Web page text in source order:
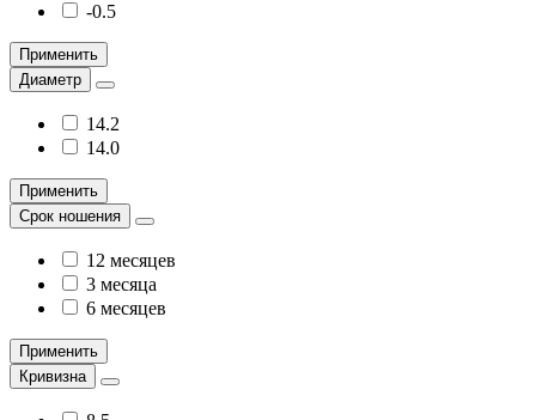
-0.5
Применить
Диаметр
14.2
14.0
Применить
Срок ношения
12 месяцев
3 месяца
6 месяцев
Применить
Кривизна